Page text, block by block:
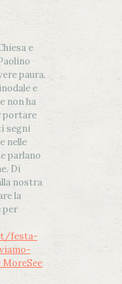
e
paura.
e
non ha
portare
segni
nelle
parlano
Di
nostra
la
per
festa-
MoreSee